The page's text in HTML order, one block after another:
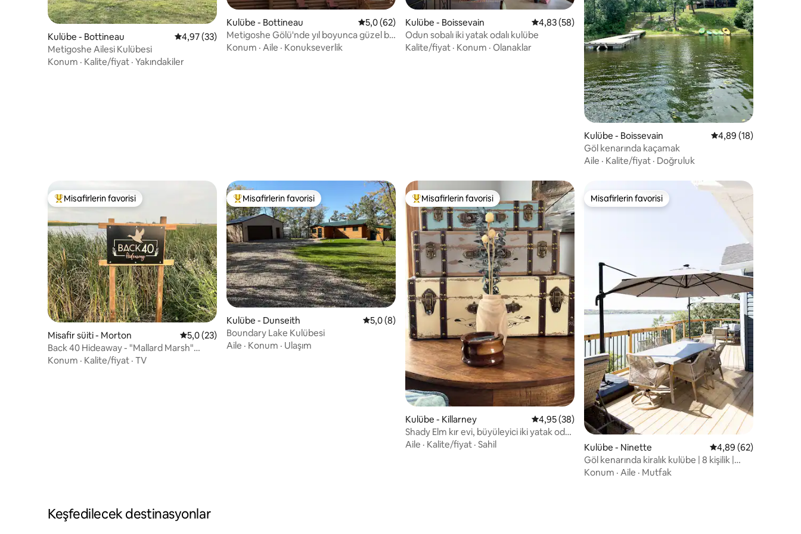
Kulübe - Bottineau 5 üzerinden ortalama 4,97 puan, 33 değerlendirme
4,97 (33)
Metigoshe Ailesi Kulübesi
Konum · Kalite/fiyat · Yakındakiler
Kulübe - Bottineau 5 üzerinden ortalama 5,0 puan, 62 değerlendirme
5,0 (62)
Metigoshe Gölü'nde yıl boyunca güzel bir
ev.
Konum · Aile · Konukseverlik
Kulübe - Boissevain 5 üzerinden ortalama 4,83 puan, 58 değerlendirme
4,83 (58)
Odun sobalı iki yatak odalı kulübe
Kalite/fiyat · Konum · Olanaklar
Kulübe - Boissevain 5 üzerinden
4,89 (18)
Göl kenarında kaçamak
Aile · Kalite/fiyat · Doğruluk
Misafirlerin favorilerinden en beğenilenler arasında
Misafirlerin favorisi
Misafir süiti - Morton 5 üzerinden ortalama 5,0 puan, 23 değerlendirme
5,0 (23)
Back 40 Hideaway - "Mallard Marsh"
Boissevain
Konum · Kalite/fiyat · TV
Misafirlerin favorilerinden en beğenilenler arasında
Misafirlerin favorisi
Kulübe - Dunseith 5 üzerinden ortalama 5,0 puan, 8 değerlendirme
5,0 (8)
Boundary Lake Kulübesi
Aile · Konum · Ulaşım
Misafirlerin favorilerinden en beğenilenler arasında
Misafirlerin favorisi
Kulübe - Killarney 5 üzerinden ortalama 4,95 puan, 38 değerlendirme
4,95 (38)
Shady Elm kır evi, büyüleyici iki yatak odalı
kulübe
Aile · Kalite/fiyat · Sahil
Misafirlerin favorisi
Misafirlerin favorisi
Kulübe - Ninette 5 üzerinden ortalama
4,89 (62)
Göl kenarında kiralık kulübe | 8 kişilik |
Dört mevsim
Konum · Aile · Mutfak
Keşfedilecek destinasyonlar